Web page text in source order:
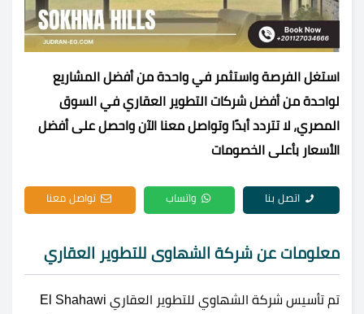
استغل الفرصة واستثمر في واحدة من أفضل المشاريع
لواحدة من أفضل شركات التطوير العقاري في السوق
المصري، لا تتردد أبدًا وتواصل معنا الآن واحصل على أفضل
الأسعار بأعلى الخصومات
اتصل بنا واتساب تواصل معنا
معلومات عن شركة الشهاوى للتطوير العقاري
تم تأسيس شركة الشهاوي للتطوير العقاري El Shahawi